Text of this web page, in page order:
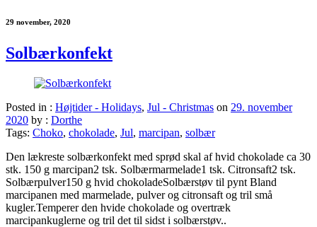
29 november, 2020
Solbærkonfekt
Posted in : Højtider - Holidays, Jul - Christmas on 29. november
2020 by : Dorthe
Tags: Choko, chokolade, Jul, marcipan, solbær
Den lækreste solbærkonfekt med sprød skal af hvid chokolade ca 30
stk. 150 g marcipan2 tsk. Solbærmarmelade1 tsk. Citronsaft2 tsk.
Solbærpulver150 g hvid chokoladeSolbærstøv til pynt Bland
marcipanen med marmelade, pulver og citronsaft og tril små
kugler.Temperer den hvide chokolade og overtræk
marcipankuglerne og tril det til sidst i solbærstøv..